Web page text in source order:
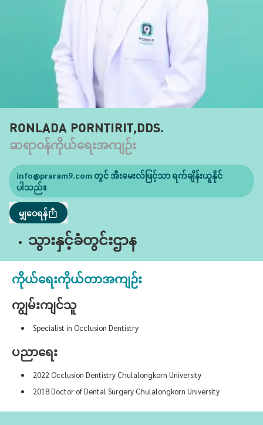
RONLADA PORNTIRIT,DDS.
ဆရာဝန်ကိုယ်ရေးအကျဉ်း
info@praram9.comတွင် အီးမေးလ်ဖြင့်သာ ရက်ချိန်းယူနိုင်
ပါသည်။
မျှဝေရန်
သွားနှင့်ခံတွင်းဌာန
ကိုယ်ရေးကိုယ်တာအကျဉ်း
ကျွမ်းကျင်သူ
Specialist in Occlusion Dentistry
ပညာရေး
2022 Occlusion Dentistry Chulalongkorn University
2018 Doctor of Dental Surgery Chulalongkorn University